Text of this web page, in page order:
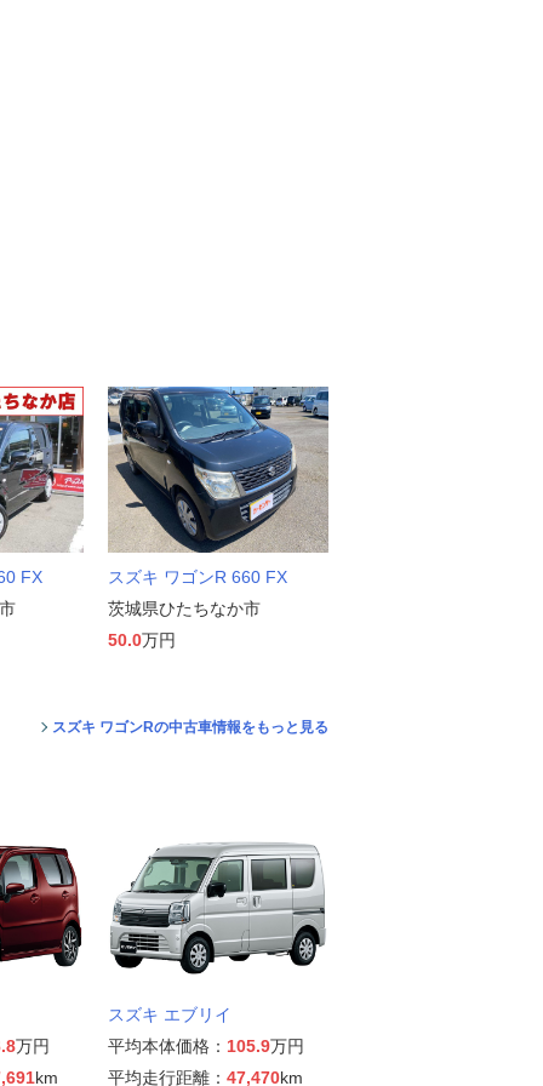
FX
スズキ ワゴンR 660 FX
茨城県ひたちなか市
50.0万円
スズキ ワゴンRの中古車情報をもっと見る
万円
km
スズキ エブリイ
平均本体価格： 105.9万円
平均走行距離： 47,470km